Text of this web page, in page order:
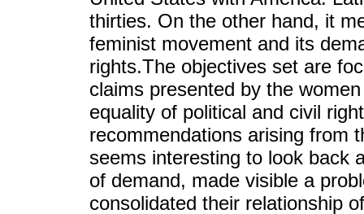
thirties. On the other hand, it
feminist movement and its
rights.The objectives set are
claims presented by the
equality of political and civil
recommendations arising from
seems interesting to look back
of demand, made visible a
consolidated their relationship